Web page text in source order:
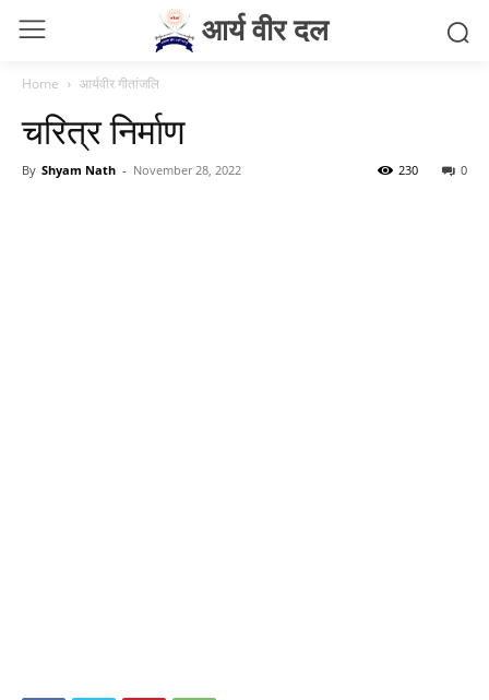
आर्य वीर दल
Home आर्यवीर गीतांजलि
चरित्र निर्माण
By Shyam Nath - November 28, 2022 0
230